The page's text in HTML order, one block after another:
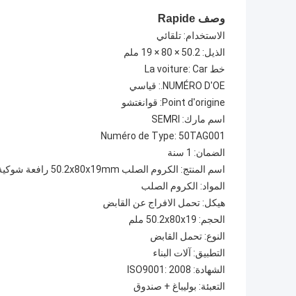
وصف Rapide
الاستخدام: تلقائي
الذيل: 50.2 × 80 × 19 ملم
خط La voiture: Car
NUMÉRO D'OE.: قياسي
Point d'origine: قوانغتشو
اسم مارك: SEMRI
Numéro de Type: 50TAG001
الضمان: 1 سنة
اسم المنتج: الكروم الصلب 50.2x80x19mm رافعة شوكية الإفراج عن القابض 50TAG001
المواد: الكروم الصلب
هيكل: تحمل الافراج عن القابض
الحجم: 50.2x80x19 ملم
النوع: تحمل القابض
التطبيق: آلات البناء
الشهادة: ISO9001: 2008
التعبئة: بوليباغ + صندوق